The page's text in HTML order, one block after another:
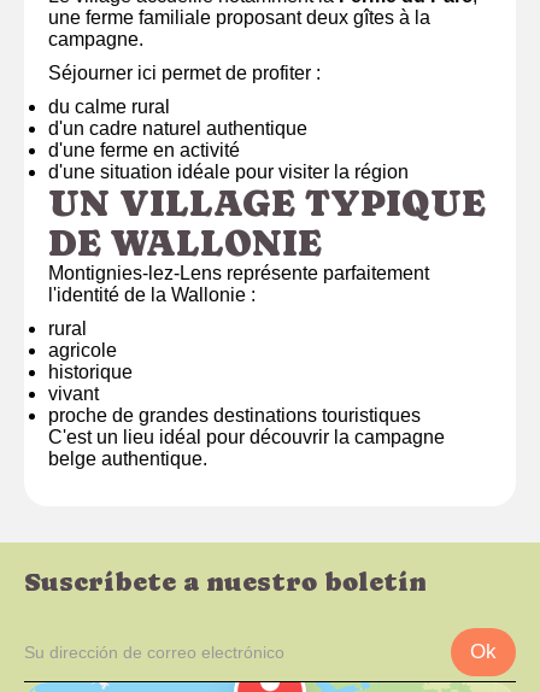
une ferme familiale proposant deux gîtes à la
campagne.
Séjourner ici permet de profiter :
du calme rural
d'un cadre naturel authentique
d'une ferme en activité
d'une situation idéale pour visiter la région
UN VILLAGE TYPIQUE
DE WALLONIE
Montignies-lez-Lens représente parfaitement
l'identité de la Wallonie :
rural
agricole
historique
vivant
proche de grandes destinations touristiques
C'est un lieu idéal pour découvrir la campagne
belge authentique.
Suscríbete a nuestro boletín
Ok